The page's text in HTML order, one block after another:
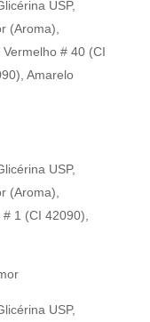
USP,
(Aroma),
# 40 (CI
Amarelo
USP,
(Aroma),
1 (CI 42090),
USP,